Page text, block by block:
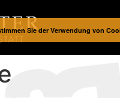
Sie der Verwendung von